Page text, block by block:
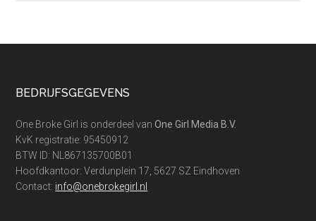
Tefal
Footer
BEDRIJFSGEGEVENS
One Broke Girl is onderdeel vanOne Girl Media B.V.
KvK registratie: 95450912
BTW ID: NL867135700B01
Hoofdkantoor: Verdunplein 17, 5627 SZ Eindhoven
Contact: info@onebrokegirl.nl